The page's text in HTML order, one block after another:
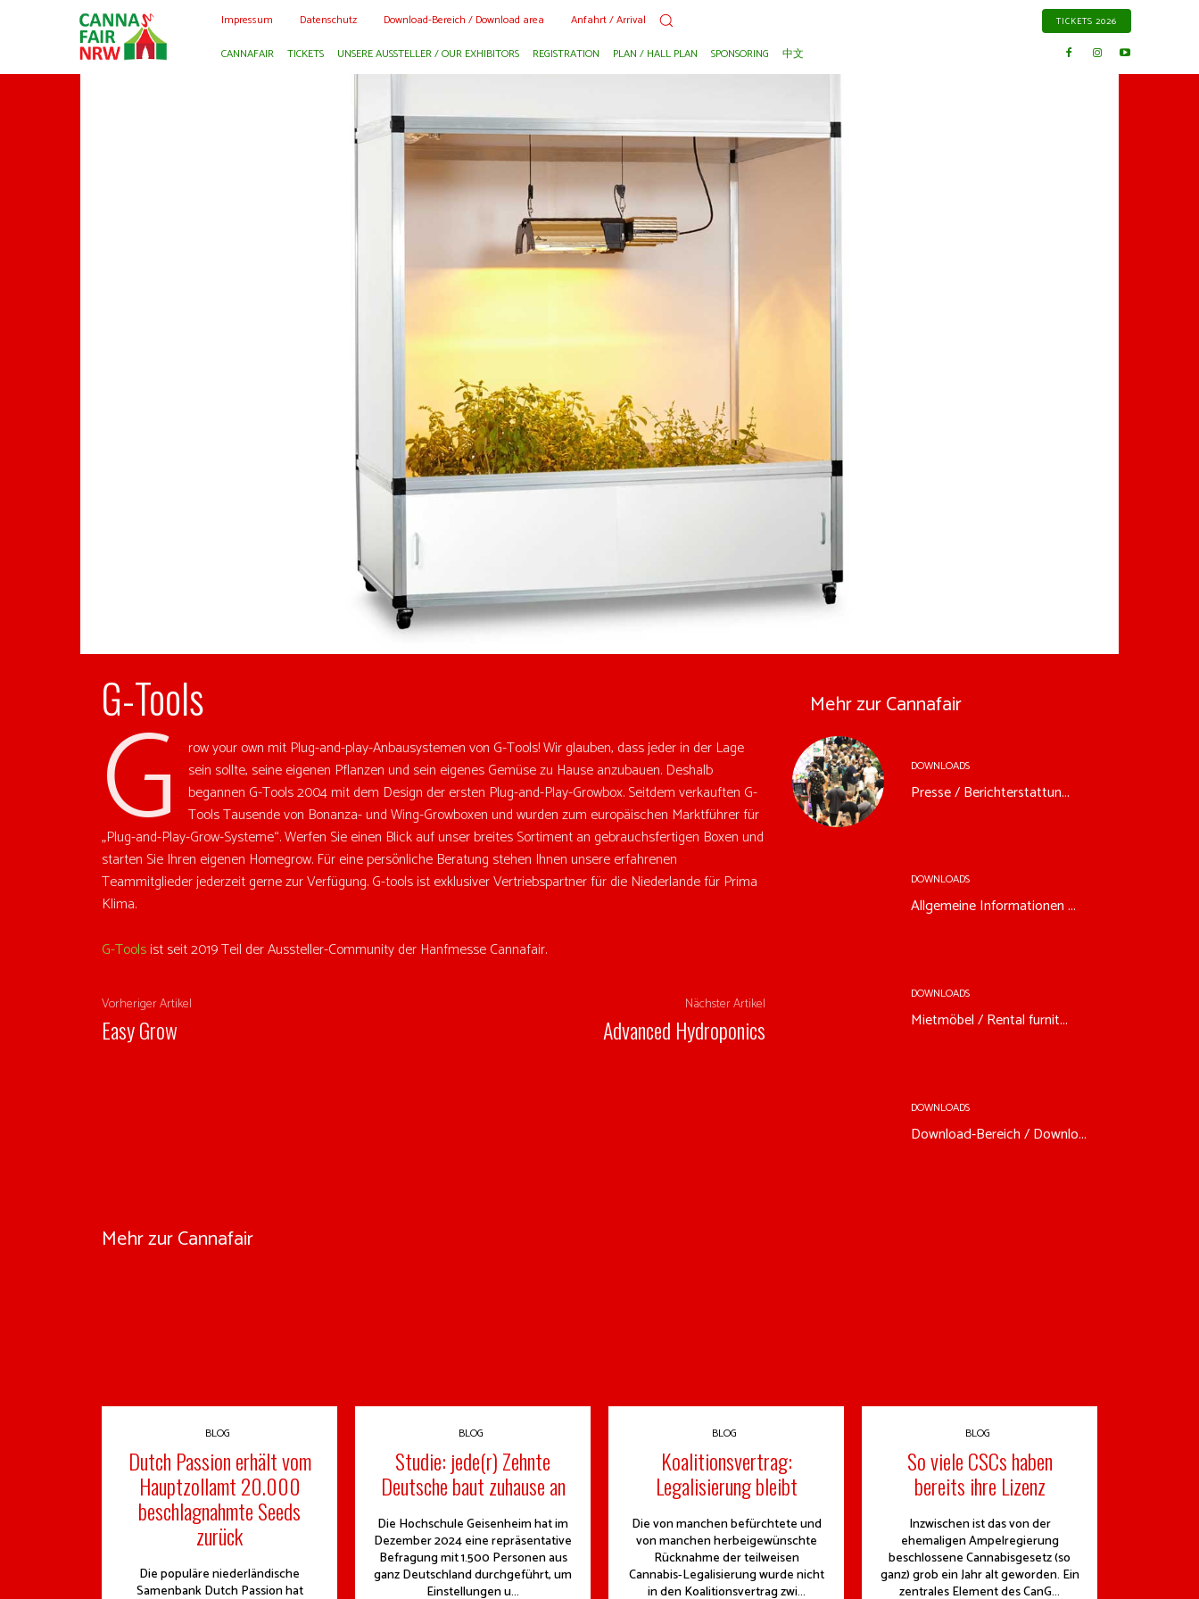
Impressum Datenschutz Download-Bereich / Download area Anfahrt / Arrival TICKETS 2026
CANNAFAIR TICKETS UNSERE AUSSTELLER / OUR EXHIBITORS REGISTRATION PLAN / HALL PLAN SPONSORING 中文
G-Tools
G row your own mit Plug-and-play-Anbausystemen von G-Tools! Wir glauben, dass jeder in der Lage
sein sollte, seine eigenen Pflanzen und sein eigenes Gemüse zu Hause anzubauen. Deshalb
begannen G-Tools 2004 mit dem Design der ersten Plug-and-Play-Growbox. Seitdem verkauften G-
Tools Tausende von Bonanza- und Wing-Growboxen und wurden zum europäischen Marktführer für
„Plug-and-Play-Grow-Systeme“. Werfen Sie einen Blick auf unser breites Sortiment an gebrauchsfertigen Boxen und
starten Sie Ihren eigenen Homegrow. Für eine persönliche Beratung stehen Ihnen unsere erfahrenen
Teammitglieder jederzeit gerne zur Verfügung. G-tools ist exklusiver Vertriebspartner für die Niederlande für Prima
Klima.
G-Toolsist seit 2019 Teil der Aussteller-Community der Hanfmesse Cannafair.
Vorheriger Artikel
Easy Grow
Nächster Artikel
Advanced Hydroponics
Mehr zur Cannafair
DOWNLOADS
Presse / Berichterstattun...
DOWNLOADS
Allgemeine Informationen ...
DOWNLOADS
Mietmöbel / Rental furnit...
DOWNLOADS
Download-Bereich / Downlo...
Mehr zur Cannafair
BLOG
Dutch Passion erhält vom
Hauptzollamt 20.000
beschlagnahmte Seeds
zurück
Die populäre niederländische
Samenbank Dutch Passion hat
BLOG
Studie: jede(r) Zehnte
Deutsche baut zuhause an
Die Hochschule Geisenheim hat im
Dezember 2024 eine repräsentative
Befragung mit 1.500 Personen aus
ganz Deutschland durchgeführt, um
Einstellungen u...
BLOG
Koalitionsvertrag:
Legalisierung bleibt
Die von manchen befürchtete und
von manchen herbeigewünschte
Rücknahme der teilweisen
Cannabis-Legalisierung wurde nicht
in den Koalitionsvertrag zwi...
BLOG
So viele CSCs haben
bereits ihre Lizenz
Inzwischen ist das von der
ehemaligen Ampelregierung
beschlossene Cannabisgesetz (so
ganz) grob ein Jahr alt geworden. Ein
zentrales Element des CanG...